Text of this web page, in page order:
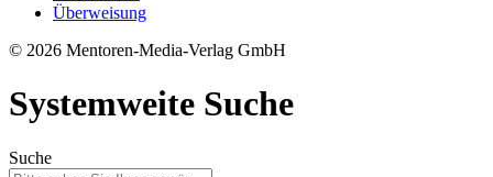
Überweisung
© 2026 Mentoren-Media-Verlag GmbH
Systemweite Suche
Suche